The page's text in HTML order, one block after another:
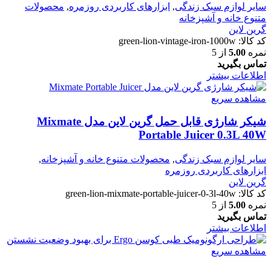
سایر لوازم سبک زندگی, ابزارهای کاربردی روزمره, محصولات
متنوع خانه و آشپزخانه
گرین لاین
کد کالا: green-lion-vintage-iron-1000w
نمره 5.00 از 5
تماس بگیرید
اطلاعات بیشتر
مشاهده سریع
شیکر شارژی قابل حمل گرین لاین مدل Mixmate
Portable Juicer 0.3L 40W
سایر لوازم سبک زندگی, محصولات متنوع خانه و آشپزخانه,
ابزارهای کاربردی روزمره
گرین لاین
کد کالا: green-lion-mixmate-portable-juicer-0-3l-40w
نمره 5.00 از 5
تماس بگیرید
اطلاعات بیشتر
مشاهده سریع